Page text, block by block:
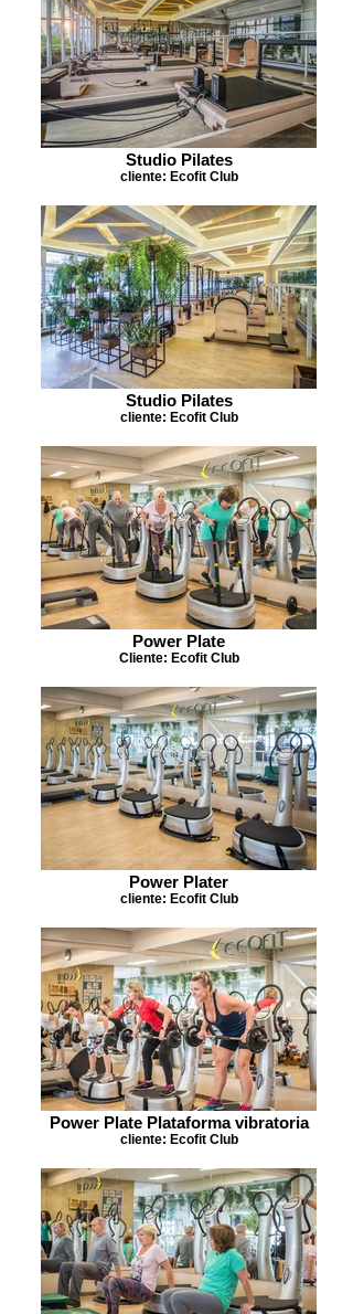
Studio Pilates
cliente: Ecofit Club
Studio Pilates
cliente: Ecofit Club
Power Plate
Cliente: Ecofit Club
Power Plater
cliente: Ecofit Club
Power Plate Plataforma vibratoria
cliente: Ecofit Club